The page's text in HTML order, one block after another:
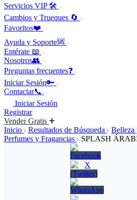
Servicios VIP 🛠️
Cambios y Trueques 🔄
Favoritos❤️
Ayuda y Soporte🆘
Entérate 📖
Nosotros👥
Preguntas frecuentes❓
Iniciar Sesión🔑
Contactar📞
Iniciar Sesión
Registrar
Vender Gratis
Inicio
Resultados de Búsqueda
Belleza
Perfumes y Fragancias
SPLASH